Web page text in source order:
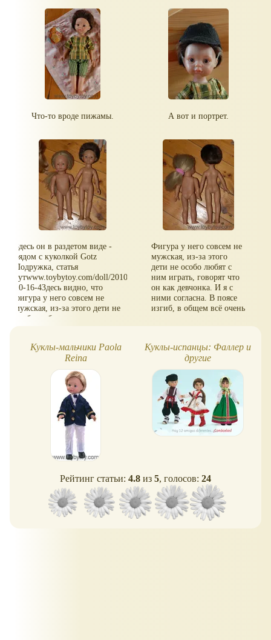
Что-то вроде пижамы. А вот и портрет.
Здесь он в раздетом виде -
рядом с куколкой Gotz
Подружка, статья
тутwww.toybytoy.com/doll/2010-
10-16-4Здесь видно, что
фигура у него совсем не
мужская, из-за этого дети не
особо любят с ним играть,
Фигура у него совсем не
мужская, из-за этого
дети не особо любят с
ним играть, говорят что
он как девчонка. И я с
ними согласна. В поясе
изгиб, в общем всё очень
Куклы-мальчики Paola
Reina
Куклы-испанцы: Фаллер и
другие
Рейтинг статьи: 4.8 из 5, голосов: 24